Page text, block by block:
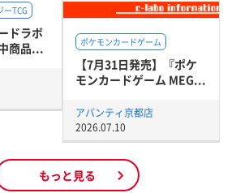
ーTCG
ドラボ
商品...
ポケモンカードゲーム
【7月31日発売】『ポケ
モンカードゲーム MEG...
アバンティ京都店
2026.07.10
もっと見る